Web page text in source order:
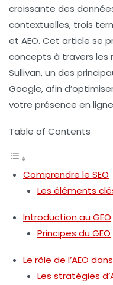
croissante des
contextuelles, trois
et AEO. Cet article se
concepts à travers les
Sullivan, un des
Google, afin
votre présence en
Table of Contents
Comprendre le SEO
Les éléments
Introduction au GEO
Principes du GEO
Le rôle de l’AEO
Les stratégies